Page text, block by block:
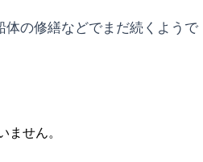
体の修繕などでまだ続くようで
ません。